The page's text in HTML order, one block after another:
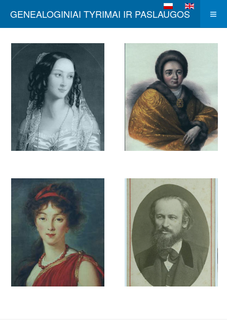
GENEALOGINIAI TYRIMAI IR PASLAUGOS
Pasirinkite savo kalbą
ZINAIDA
JUSUPOVA
NATALIJA
KIRILOVNA
NARYŠKINA